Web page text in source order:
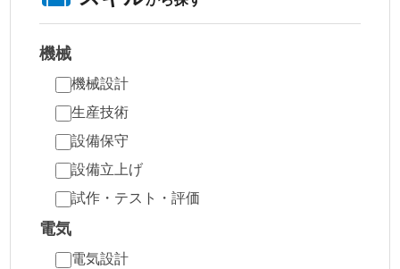
機械
機械設計
生産技術
設備保守
設備立上げ
試作・テスト・評価
電気
電気設計